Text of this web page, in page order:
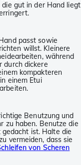
gut in der Hand liegt
passt sowie
willst. Kleinere
während
durch dickere
kompakteren
einem Etui
Benutzung und
zu haben. Benutze die
ist. Halte die
vermeiden, dass sie
von Scheren